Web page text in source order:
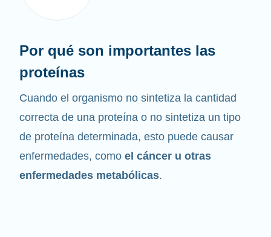
Por qué son importantes las
proteínas
Cuando el organismo no sintetiza la cantidad
correcta de una proteína o no sintetiza un tipo
de proteína determinada, esto puede causar
enfermedades, como el cáncer u otras
enfermedades metabólicas.